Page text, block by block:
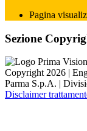
Pagina
Sezione
Copyright 2026 |
Parma S.p.A. |
Disclaimer